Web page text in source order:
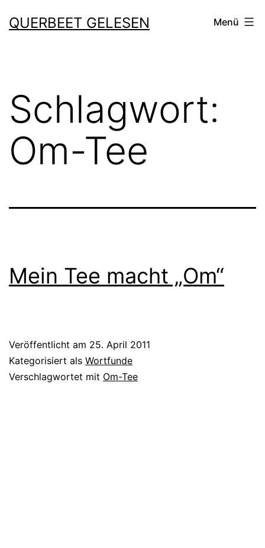
Inhalt
QUERBEET GELESEN Menü
Schlagwort:
Om-Tee
Mein Tee macht „Om“
Veröffentlicht am 25. April 2011
Kategorisiert als Wortfunde
Verschlagwortet mit Om-Tee